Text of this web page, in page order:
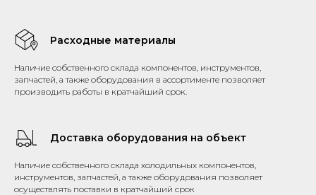
Расходные материалы
Наличие собственного склада компонентов, инструментов,
запчастей, а также оборудования в ассортименте позволяет
производить работы в кратчайший срок.
Доставка оборудования на объект
Наличие собственного склада холодильных компонентов,
инструментов, запчастей, а также оборудования позволяет
осуществлять поставки в кратчайший срок